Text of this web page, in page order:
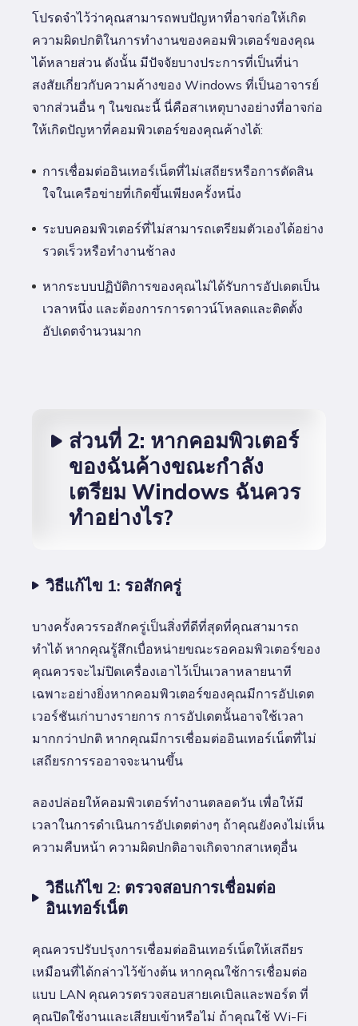
โปรดจำไว้ว่าคุณสามารถพบปัญหาที่อาจก่อให้เกิด
ความผิดปกติในการทำงานของคอมพิวเตอร์ของคุณ
ได้หลายส่วน ดังนั้น มีปัจจัยบางประการที่เป็นที่น่า
สงสัยเกี่ยวกับความค้างของ Windows ที่เป็นอาจารย์
จากส่วนอื่น ๆ ในขณะนี้ นี่คือสาเหตุบางอย่างที่อาจก่อ
ให้เกิดปัญหาที่คอมพิวเตอร์ของคุณค้างได้:
การเชื่อมต่ออินเทอร์เน็ตที่ไม่เสถียรหรือการตัดสิน
ใจในเครือข่ายที่เกิดขึ้นเพียงครั้งหนึ่ง
ระบบคอมพิวเตอร์ที่ไม่สามารถเตรียมตัวเองได้อย่าง
รวดเร็วหรือทำงานช้าลง
หากระบบปฏิบัติการของคุณไม่ได้รับการอัปเดตเป็น
เวลาหนึ่ง และต้องการการดาวน์โหลดและติดตั้ง
อัปเดตจำนวนมาก
ส่วนที่ 2: หากคอมพิวเตอร์
ของฉันค้างขณะกำลัง
เตรียม Windows ฉันควร
ทำอย่างไร?
วิธีแก้ไข 1: รอสักครู่
บางครั้งควรรอสักครู่เป็นสิ่งที่ดีที่สุดที่คุณสามารถ
ทำได้ หากคุณรู้สึกเบื่อหน่ายขณะรอคอมพิวเตอร์ของ
คุณควรจะไม่ปิดเครื่องเอาไว้เป็นเวลาหลายนาที
เฉพาะอย่างยิ่งหากคอมพิวเตอร์ของคุณมีการอัปเดต
เวอร์ชันเก่าบางรายการ การอัปเดตนั้นอาจใช้เวลา
มากกว่าปกติ หากคุณมีการเชื่อมต่ออินเทอร์เน็ตที่ไม่
เสถียรการรออาจจะนานขึ้น
ลองปล่อยให้คอมพิวเตอร์ทำงานตลอดวัน เพื่อให้มี
เวลาในการดำเนินการอัปเดตต่างๆ ถ้าคุณยังคงไม่เห็น
ความคืบหน้า ความผิดปกติอาจเกิดจากสาเหตุอื่น
วิธีแก้ไข 2: ตรวจสอบการเชื่อมต่อ
อินเทอร์เน็ต
คุณควรปรับปรุงการเชื่อมต่ออินเทอร์เน็ตให้เสถียร
เหมือนที่ได้กล่าวไว้ข้างต้น หากคุณใช้การเชื่อมต่อ
แบบ LAN คุณควรตรวจสอบสายเคเบิลและพอร์ต ที่
คุณปิดใช้งานและเสียบเข้าหรือไม่ ถ้าคุณใช้ Wi-Fi